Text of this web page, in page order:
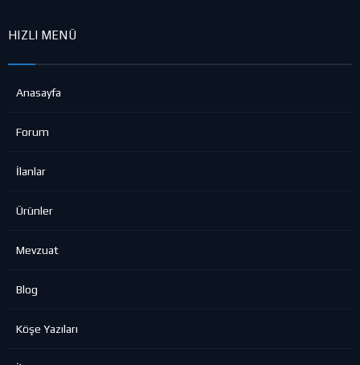
HIZLI MENÜ
Anasayfa
Forum
İlanlar
Ürünler
Mevzuat
Blog
Köşe Yazıları